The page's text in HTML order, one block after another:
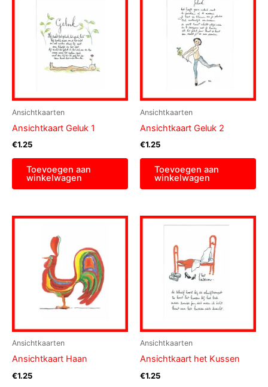
Ansichtkaarten
Ansichtkaart Geluk 1
€1.25
Toevoegen aan
winkelwagen
Ansichtkaarten
Ansichtkaart Geluk 2
€1.25
Toevoegen aan
winkelwagen
Ansichtkaarten
Ansichtkaart Haan
€1.25
Ansichtkaarten
Ansichtkaart het Kussen
€1.25